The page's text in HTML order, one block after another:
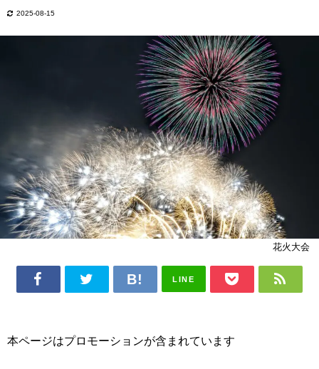
2025-08-15
花火大会
LINE
本ページはプロモーションが含まれています